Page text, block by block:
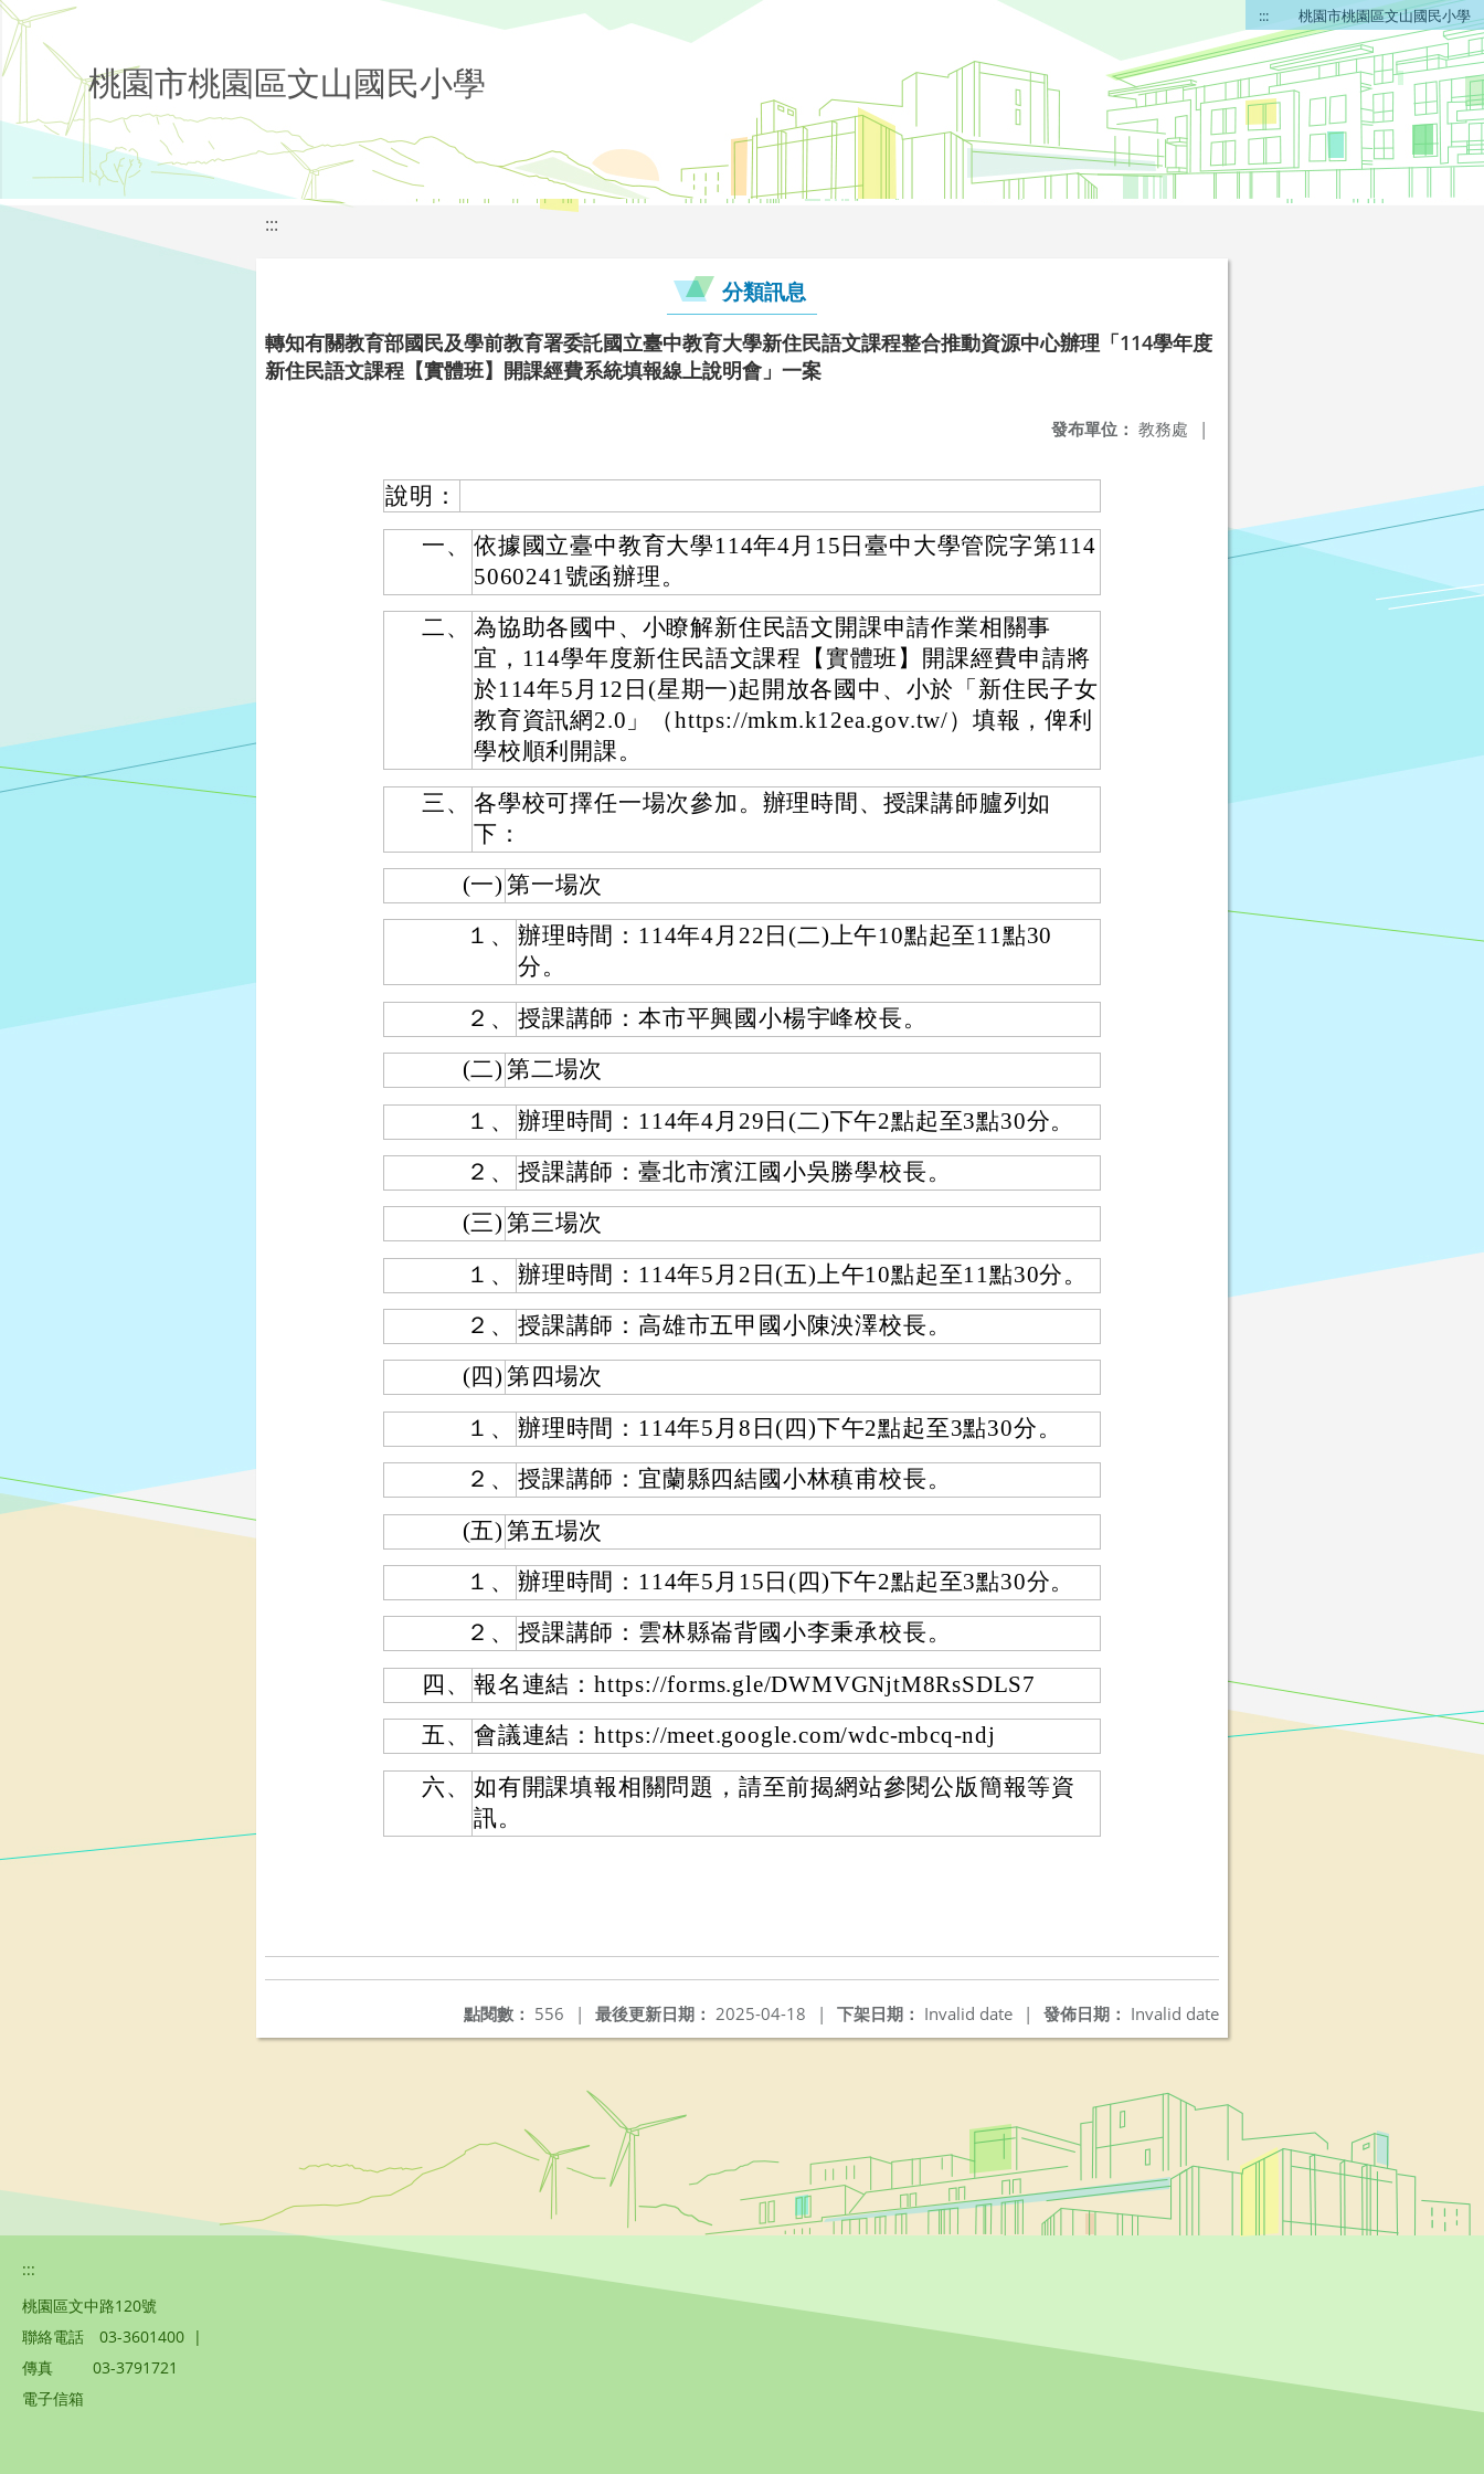
::: 桃園市桃園區文山國民小學
桃園市桃園區文山國民小學
:::
分類訊息
轉知有關教育部國民及學前教育署委託國立臺中教育大學新住民語文課程整合推動資源中心辦理「114學年度
新住民語文課程【實體班】開課經費系統填報線上說明會」一案
發布單位： 教務處 |
說明：
一、
依據國立臺中教育大學114年4月15日臺中大學管院字第114
5060241號函辦理。
二、
為協助各國中、小瞭解新住民語文開課申請作業相關事
宜，114學年度新住民語文課程【實體班】開課經費申請將
於114年5月12日(星期一)起開放各國中、小於「新住民子女
教育資訊網2.0」（https://mkm.k12ea.gov.tw/）填報，俾利
學校順利開課。
三、
各學校可擇任一場次參加。辦理時間、授課講師臚列如
下：
(一) 第一場次
１、
辦理時間：114年4月22日(二)上午10點起至11點30
分。
２、
授課講師：本市平興國小楊宇峰校長。
(二) 第二場次
１、
辦理時間：114年4月29日(二)下午2點起至3點30分。
２、
授課講師：臺北市濱江國小吳勝學校長。
(三) 第三場次
１、
辦理時間：114年5月2日(五)上午10點起至11點30分。
２、
授課講師：高雄市五甲國小陳泱澤校長。
(四) 第四場次
１、
辦理時間：114年5月8日(四)下午2點起至3點30分。
２、
授課講師：宜蘭縣四結國小林稹甫校長。
(五) 第五場次
１、
辦理時間：114年5月15日(四)下午2點起至3點30分。
２、
授課講師：雲林縣崙背國小李秉承校長。
四、
報名連結：https://forms.gle/DWMVGNjtM8RsSDLS7
五、
會議連結：https://meet.google.com/wdc-mbcq-ndj
六、
如有開課填報相關問題，請至前揭網站參閱公版簡報等資
訊。
發佈日期： Invalid date
下架日期： Invalid date |
最後更新日期： 2025-04-18 |
點閱數： 556 |
:::
桃園區文中路120號
聯絡電話
03-3601400 |
傳真
03-3791721
電子信箱